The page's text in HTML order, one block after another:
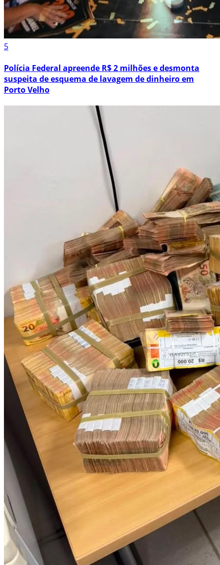
5
Polícia Federal apreende R$ 2 milhões e desmonta
suspeita de esquema de lavagem de dinheiro em
Porto Velho